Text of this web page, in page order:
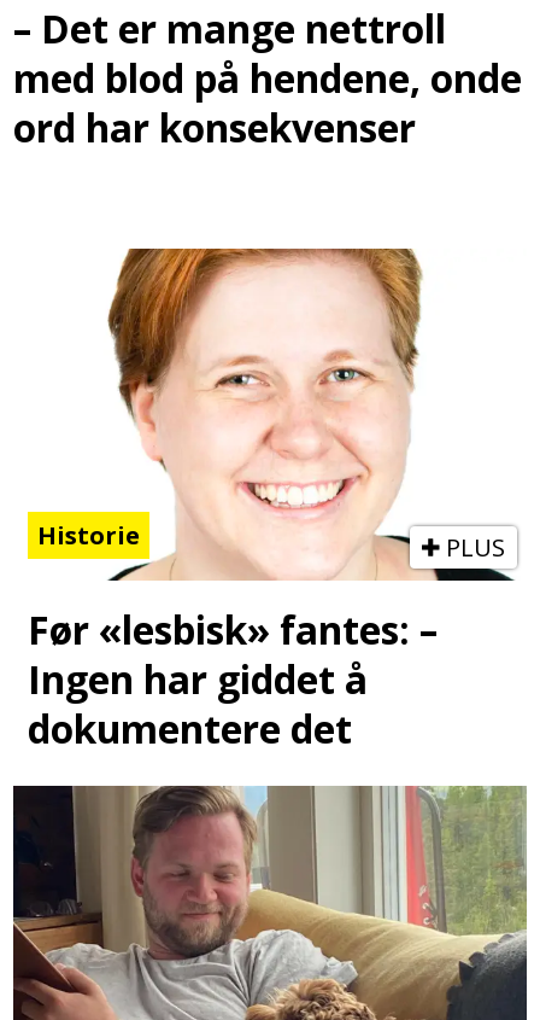
– Det er mange nettroll
med blod på hendene, onde
ord har konsekvenser
Historie PLUS
Før «lesbisk» fantes: –
Ingen har giddet å
dokumentere det